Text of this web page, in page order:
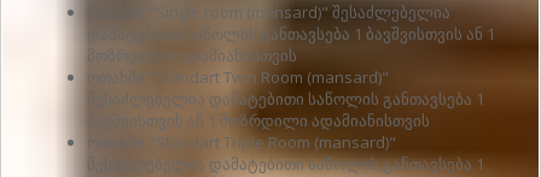
ოთახში "Single room (mansard)" შესაძლებელია
დამატებითი საწოლის განთავსება 1 ბავშვისთვის ან 1
მოზრდილი ადამიანისთვის
ოთახში "Standart Twin Room (mansard)"
შესაძლებელია დამატებითი საწოლის განთავსება 1
ბავშვისთვის ან 1 მოზრდილი ადამიანისთვის
ოთახში "Standart Triple Room (mansard)"
შესაძლებელია დამატებითი საწოლის განთავსება 1